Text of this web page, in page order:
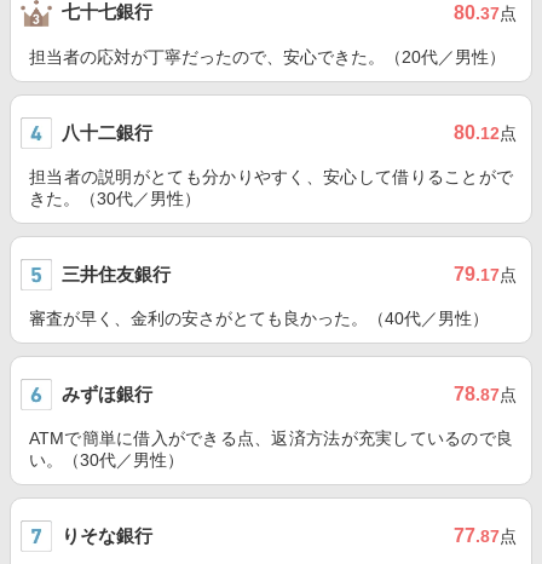
七十七銀行 80.37点
担当者の応対が丁寧だったので、安心できた。（20代／男性）
八十二銀行 80.12点
担当者の説明がとても分かりやすく、安心して借りることがで
きた。（30代／男性）
三井住友銀行 79.17点
審査が早く、金利の安さがとても良かった。（40代／男性）
みずほ銀行 78.87点
ATMで簡単に借入ができる点、返済方法が充実しているので良
い。（30代／男性）
りそな銀行 77.87点